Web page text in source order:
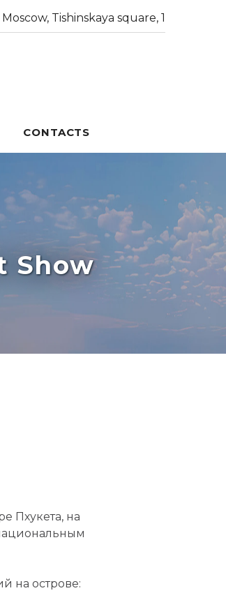
Moscow, Tishinskaya square, 1
CONTACTS
Show
Пхукета, на
на острове: